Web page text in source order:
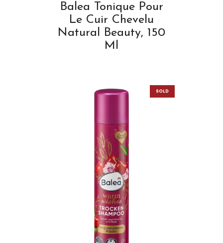
Balea Tonique Pour
Le Cuir Chevelu
Natural Beauty, 150
Ml
SOLD